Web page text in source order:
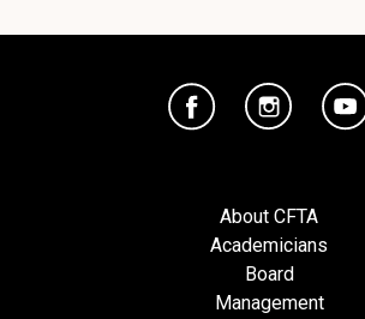
About CFTA
Academicians
Board
Management